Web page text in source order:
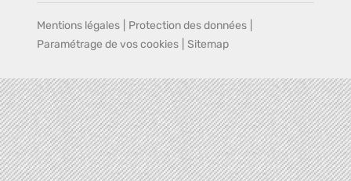
Mentions légales Protection des données
Paramétrage de vos cookies
Sitemap